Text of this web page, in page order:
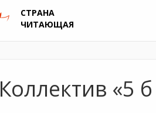
СТРАНА
ЧИТАЮЩАЯ
Коллектив «5 б